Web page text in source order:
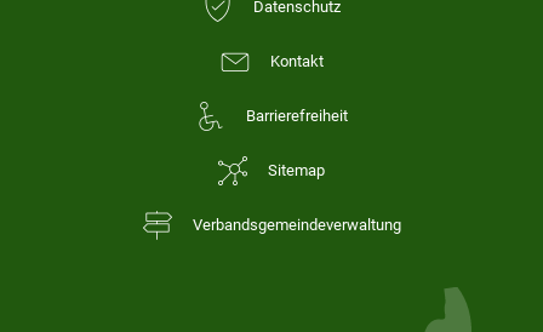
Datenschutz
Kontakt
Barrierefreiheit
Sitemap
Verbandsgemeindeverwaltung